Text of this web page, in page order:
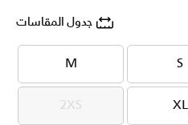
جدول المقاسات
S
S
M
M
XL
XL
2XS
2XS